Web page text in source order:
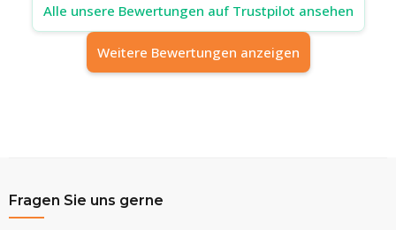
Alle unsere Bewertungen auf Trustpilot ansehen
Weitere Bewertungen anzeigen
Fragen Sie uns gerne